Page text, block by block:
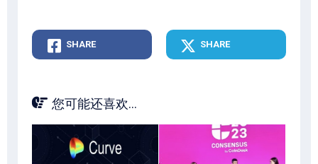
SHARE SHARE
您可能还喜欢...